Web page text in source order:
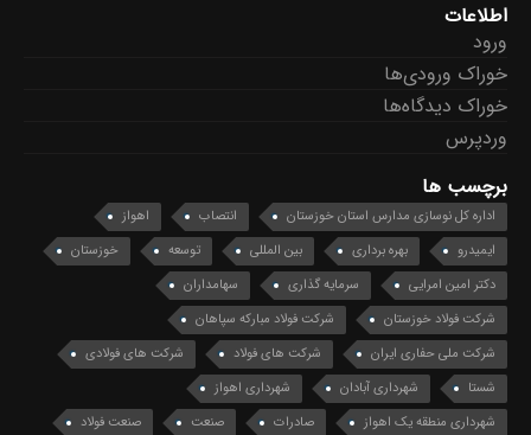
اطلاعات
ورود
خوراک ورودی‌ها
خوراک دیدگاه‌ها
وردپرس
برچسب ها
اداره کل نوسازی مدارس استان خوزستان انتصاب
اهواز
ایمیدرو
بهره برداری بین المللی توسعه
خوزستان
دکتر امین امرایی
سرمایه گذاری
سهامداران
شرکت فولاد خوزستان
شرکت فولاد مبارکه سپاهان
شرکت ملی حفاری ایران
شرکت های فولاد
شرکت های فولادی
شستا
شهرداری آبادان
شهرداری اهواز
شهرداری منطقه یک اهواز
صادرات صنعت صنعت فولاد